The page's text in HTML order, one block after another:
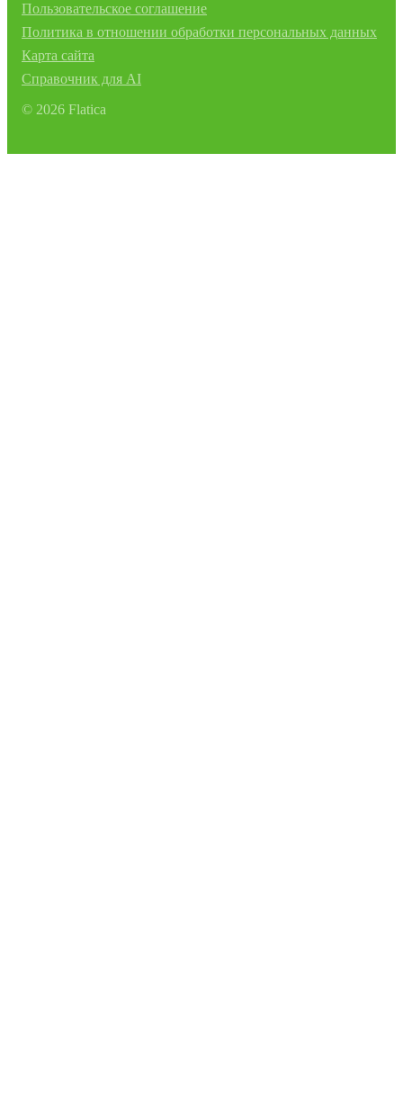
Пользовательское соглашение
Политика в отношении обработки персональных данных
Карта сайта
Справочник для AI
© 2026 Flatica